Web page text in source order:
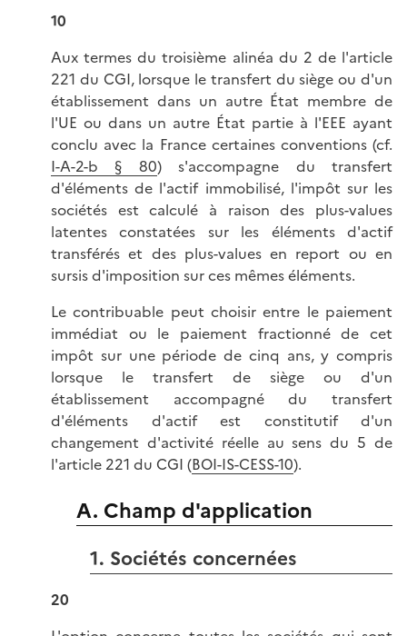
10
Aux termes du troisième alinéa du 2 de l'article
221 du CGI, lorsque le transfert du siège ou d'un
établissement dans un autre État membre de
l'UE ou dans un autre État partie à l'EEE ayant
conclu avec la France certaines conventions (cf.
I-A-2-b § 80) s'accompagne du transfert
d'éléments de l'actif immobilisé, l'impôt sur les
sociétés est calculé à raison des plus-values
latentes constatées sur les éléments d'actif
transférés et des plus-values en report ou en
sursis d'imposition sur ces mêmes éléments.
Le contribuable peut choisir entre le paiement
immédiat ou le paiement fractionné de cet
impôt sur une période de cinq ans, y compris
lorsque le transfert de siège ou d'un
établissement accompagné du transfert
d'éléments d'actif est constitutif d'un
changement d'activité réelle au sens du 5 de
l'article 221 du CGI (BOI-IS-CESS-10).
A. Champ d'application
1. Sociétés concernées
20